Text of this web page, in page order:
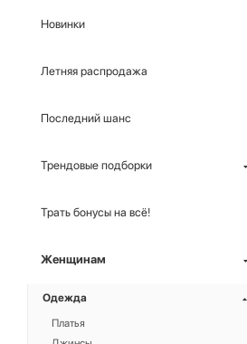
Новинки
Летняя распродажа
Последний шанс
Трендовые подборки
Трать бонусы на всё!
Женщинам
Одежда
Платья